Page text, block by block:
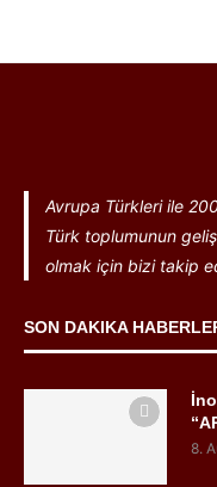
Avrupa Türkleri ile
Türk toplumunun
olmak için bizi takip
SON DAKIKA
8.